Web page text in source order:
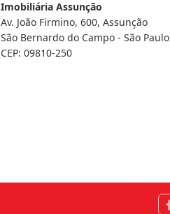
Imobiliária Assunção
Av. João Firmino, 600, Assunção
São Bernardo do Campo - São Paulo
CEP: 09810-250